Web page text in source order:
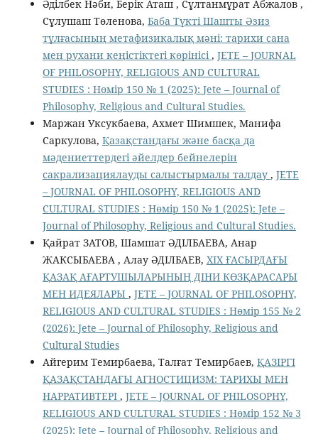
Әділбек Нәби, Берік Аташ , Сұлтанмұрат Абжалов ,
Сұлушаш Төленова, Баба Түкті Шашты Әзиз
тұлғасының метафизикалық мәні: тарихи сана
мен рухани кеңістіктегі көрінісі, JETE – JОURNAL
OF PHILOSOPHY, RELIGIOUS AND CULTURAL
STUDIES : Нөмір 150 № 1 (2025): Jete – Jоurnal of
Philosophy, Religious аnd Cultural Studies.
Маржан Уксукбаева, Ахмет Шимшек, Манифа
Саркулова, Қазақстандағы және басқа да
мәдениеттердегі әйелдер бейнелерін
сакрализациялауды салыстырмалы талдау , JETE
– JОURNAL OF PHILOSOPHY, RELIGIOUS AND
CULTURAL STUDIES : Нөмір 150 № 1 (2025): Jete –
Jоurnal of Philosophy, Religious аnd Cultural Studies.
Қайрат ЗАТОВ, Шамшат ӘДІЛБАЕВА, Анар
ЖАКСЫБАЕВА , Алау ӘДІЛБАЕВ, ХIХ ҒАСЫРДАҒЫ
ҚАЗАҚ АҒАРТУШЫЛАРЫНЫҢ ДІНИ КӨЗҚАРАСАРЫ
МЕН ИДЕЯЛАРЫ , JETE – JОURNAL OF PHILOSOPHY,
RELIGIOUS AND CULTURAL STUDIES : Нөмір 155 № 2
(2026): Jete – Jоurnal of Philosophy, Religious аnd
Cultural Studies
Айгерим Темирбаева, Талғат Темирбаев, ҚАЗІРГІ
ҚАЗАҚСТАНДАҒЫ АГНОСТИЦИЗМ: ТАРИХЫ МЕН
НАРРАТИВТЕРІ , JETE – JОURNAL OF PHILOSOPHY,
RELIGIOUS AND CULTURAL STUDIES : Нөмір 152 № 3
(2025): Jete – Jоurnal of Philosophy, Religious аnd